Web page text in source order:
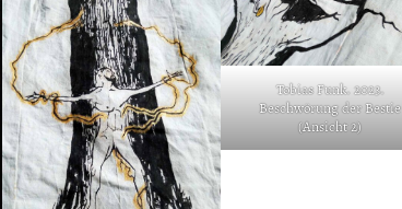
Tobias Funk. 2023.
Beschwörung der Bestie
(Ansicht 2)